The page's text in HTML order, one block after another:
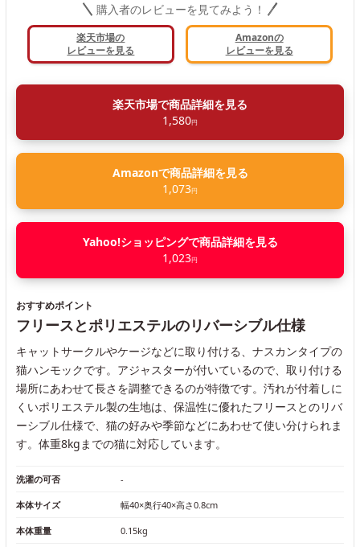
購入者のレビューを見てみよう！
楽天市場の
レビューを見る
Amazonの
レビューを見る
楽天市場で商品詳細を見る
1,580円
Amazonで商品詳細を見る
1,073円
Yahoo!ショッピングで商品詳細を見る
1,023円
おすすめポイント
フリースとポリエステルのリバーシブル仕様
キャットサークルやケージなどに取り付ける、ナスカンタイプの
猫ハンモックです。アジャスターが付いているので、取り付ける
場所にあわせて長さを調整できるのが特徴です。汚れが付着しに
くいポリエステル製の生地は、保温性に優れたフリースとのリバ
ーシブル仕様で、猫の好みや季節などにあわせて使い分けられま
す。体重8kgまでの猫に対応しています。
洗濯の可否 -
本体サイズ 幅40×奥行40×高さ0.8cm
本体重量 0.15kg